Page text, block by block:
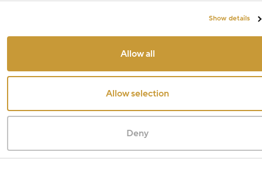
Show details
Allow all
Allow selection
Deny